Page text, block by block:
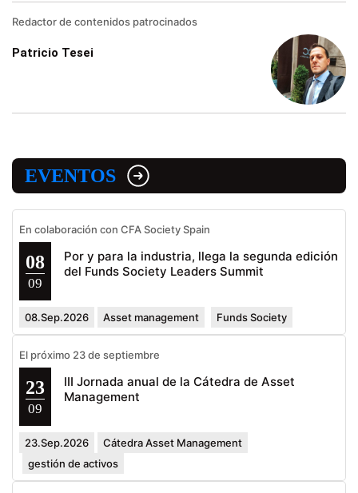
Redactor de contenidos patrocinados
Patricio Tesei
EVENTOS
En colaboración con CFA Society Spain
08
09
Por y para la industria, llega la segunda edición
del Funds Society Leaders Summit
08.Sep.2026 Asset management Funds Society
El próximo 23 de septiembre
23
09
III Jornada anual de la Cátedra de Asset
Management
23.Sep.2026
Cátedra Asset Management
gestión de activos